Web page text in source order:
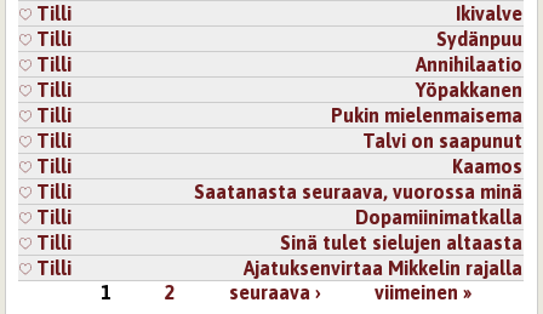
Tilli
Ikivalve
Tilli
Sydänpuu
Tilli
Annihilaatio
Tilli
Yöpakkanen
Tilli
Pukin mielenmaisema
Tilli
Talvi on saapunut
Tilli
Kaamos
Tilli
Saatanasta seuraava, vuorossa minä
Tilli
Dopamiinimatkalla
Tilli
Sinä tulet sielujen altaasta
Tilli
Ajatuksenvirtaa Mikkelin rajalla
1 2 seuraava › viimeinen »